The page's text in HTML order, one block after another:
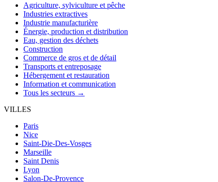
Agriculture, sylviculture et pêche
Industries extractives
Industrie manufacturière
Énergie, production et distribution
Eau, gestion des déchets
Construction
Commerce de gros et de détail
Transports et entreposage
Hébergement et restauration
Information et communication
Tous les secteurs →
VILLES
Paris
Nice
Saint-Die-Des-Vosges
Marseille
Saint Denis
Lyon
Salon-De-Provence